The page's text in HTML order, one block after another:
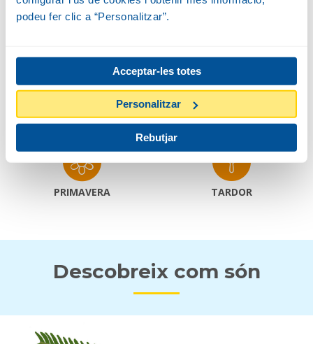
podeu fer clic a “Personalitzar”.
Acceptar-les totes
Personalitzar
Rebutjar
Amplada
2 M
1-3 M
FLOR I FRUIT
PRIMAVERA TARDOR
Descobreix com són